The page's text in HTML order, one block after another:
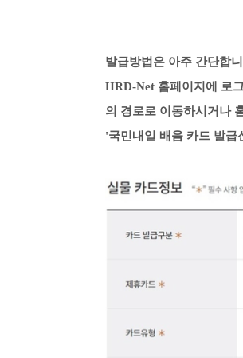
발급방법은 아주 간단합
HRD-Net 홈페이지에 로
의 경로로 이동하시거나
'국민내일 배움 카드 발급